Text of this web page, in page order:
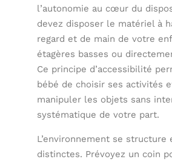
l’autonomie au cœur du
devez disposer le matériel à
regard et de main de votre
étagères basses ou
Ce principe d’accessibilité
bébé de choisir ses activités
manipuler les objets sans
systématique de votre part.
L’environnement se structure
distinctes. Prévoyez un coin